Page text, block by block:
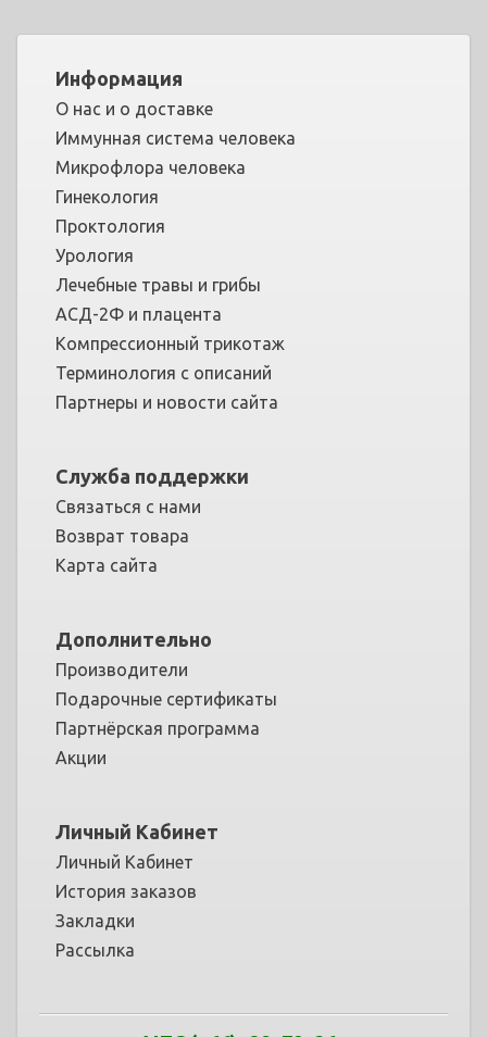
Информация
О нас и о доставке
Иммунная система человека
Микрофлора человека
Гинекология
Проктология
Урология
Лечебные травы и грибы
АСД-2Ф и плацента
Компрессионный трикотаж
Терминология с описаний
Партнеры и новости сайта
Служба поддержки
Связаться с нами
Возврат товара
Карта сайта
Дополнительно
Производители
Подарочные сертификаты
Партнёрская программа
Акции
Личный Кабинет
Личный Кабинет
История заказов
Закладки
Рассылка